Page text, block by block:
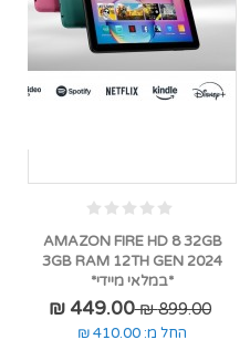
AMAZON FIRE HD 8 32GB
3GB RAM 12TH GEN 2024
*במלאי מיידי*
899.00 ₪
449.00 ₪
החל מ: 410.00 ₪